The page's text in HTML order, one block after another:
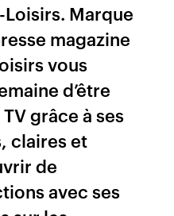
Loisirs. Marque
magazine
vous
d’être
grâce à ses
claires et
de
avec ses